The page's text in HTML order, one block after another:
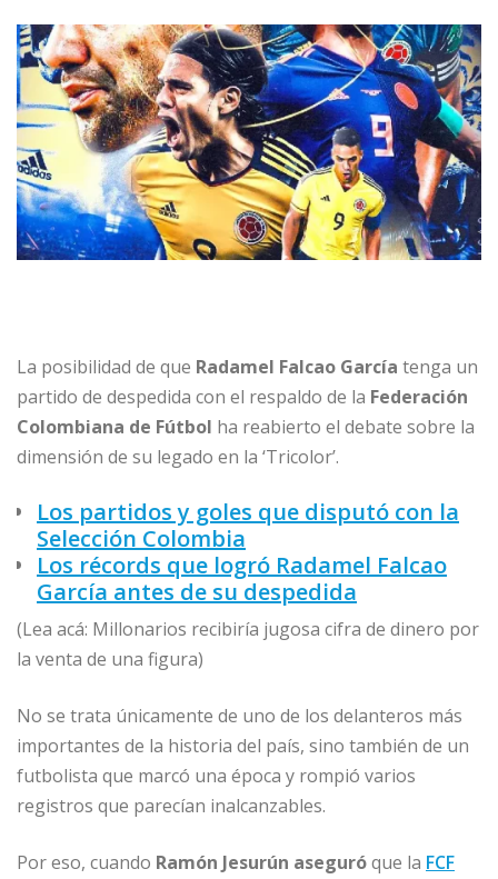
La posibilidad de que Radamel Falcao García tenga un
partido de despedida con el respaldo de la Federación
Colombiana de Fútbol ha reabierto el debate sobre la
dimensión de su legado en la ‘Tricolor’.
Los partidos y goles que disputó con la
Selección Colombia
Los récords que logró Radamel Falcao
García antes de su despedida
(Lea acá: Millonarios recibiría jugosa cifra de dinero por
la venta de una figura)
No se trata únicamente de uno de los delanteros más
importantes de la historia del país, sino también de un
futbolista que marcó una época y rompió varios
registros que parecían inalcanzables.
Por eso, cuando Ramón Jesurún aseguróque la FCF